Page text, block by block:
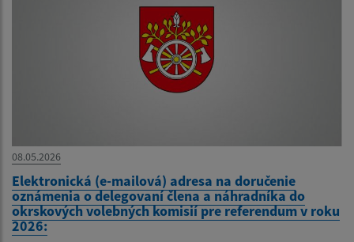
08.05.2026
Elektronická (e-mailová) adresa na doručenie
oznámenia o delegovaní člena a náhradníka do
okrskových volebných komisií pre referendum v roku
2026: